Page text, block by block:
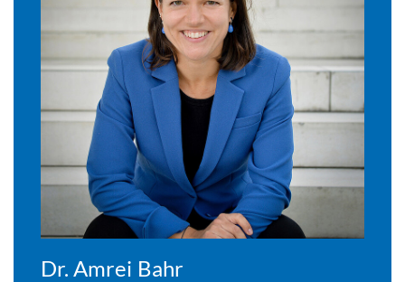
Dr. Amrei Bahr